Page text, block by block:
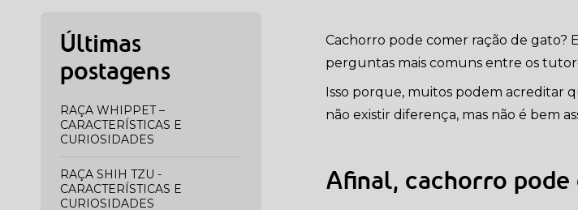
Últimas
postagens
RAÇA WHIPPET –
CARACTERÍSTICAS E
CURIOSIDADES
RAÇA SHIH TZU -
CARACTERÍSTICAS E
CURIOSIDADES
Cachorro pode comer ração de gato?
perguntas mais comuns entre os
Isso porque, muitos podem acreditar
não existir diferença, mas não é bem
Afinal, cachorro pode